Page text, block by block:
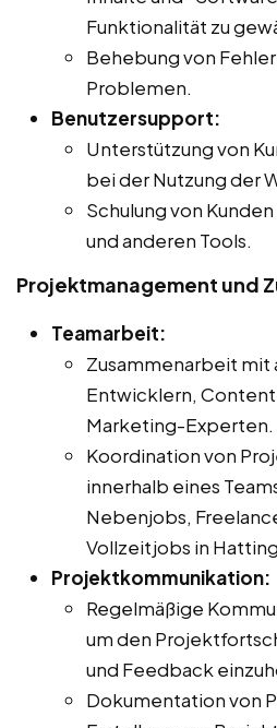
Funktionalität zu
Behebung von
Problemen.
Benutzersupport:
Unterstützung von
bei der Nutzung der
Schulung von
und anderen Tools.
Projektmanagement und
Teamarbeit:
Zusammenarbeit mit
Entwicklern,
Marketing-Experten.
Koordination von
innerhalb eines
Nebenjobs,
Vollzeitjobs in
Projektkommunikation:
Regelmäßige
um den
und Feedback
Dokumentation von